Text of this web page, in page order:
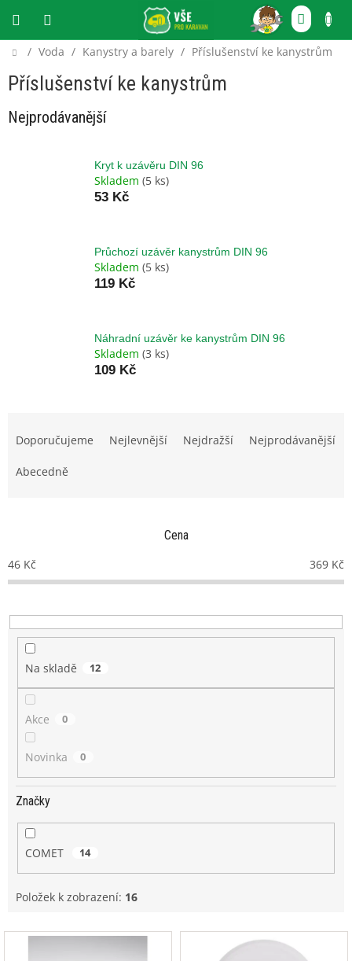
obsah
CZK
Domů
/ Voda / Kanystry a barely / Příslušenství ke kanystrům
Příslušenství ke kanystrům
Nejprodávanější
Kryt k uzávěru DIN 96
Skladem (5 ks)
53 Kč
Průchozí uzávěr kanystrům DIN 96
Skladem (5 ks)
119 Kč
Náhradní uzávěr ke kanystrům DIN 96
Skladem (3 ks)
109 Kč
o
d
k
t
Doporučujeme Nejlevnější Nejdražší Nejprodávanější
Abecedně
Cena
46 Kč 369 Kč
Na skladě 12
Akce 0
Novinka 0
Značky
COMET 14
Položek k zobrazení: 16
V